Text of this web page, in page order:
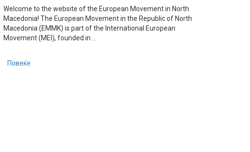
Welcome to the website of the European Movement in North
Macedonia! The European Movement in the Republic of North
Macedonia (EMMK) is part of the International European
Movement (MEI), founded in ...
Повеќе